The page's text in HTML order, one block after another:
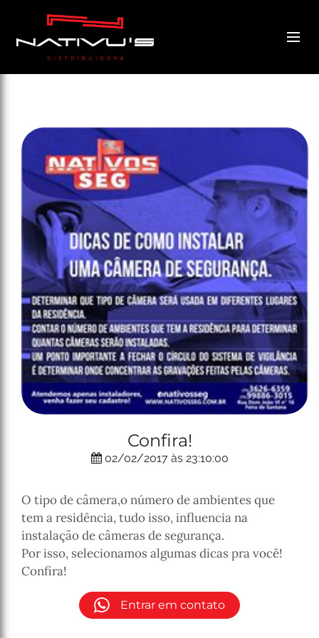
Confira!
02/02/2017 às 23:10:00
O tipo de câmera,o número de ambientes que
tem a residência, tudo isso, influencia na
instalação de câmeras de segurança.
Por isso, selecionamos algumas dicas pra você!
Confira!
Entrar em contato